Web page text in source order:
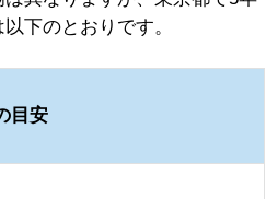
下のとおりです。
目安